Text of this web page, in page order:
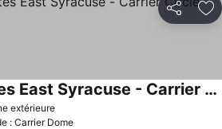
Partager
extérieureConsulter les prix
Quality Inn & Suites East Syracuse - Carrier Circle
: Carrier Dome